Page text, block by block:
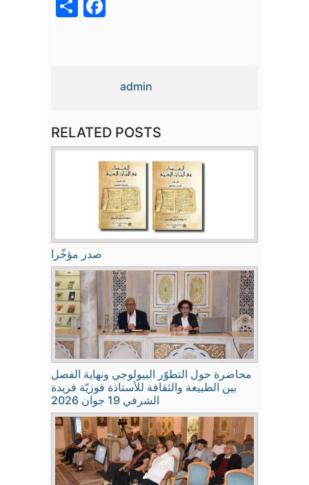
admin
RELATED POSTS
صدر مؤخّرا
محاضرة حول التطوّر البيولوجي ونهاية الفصل
بين الطبيعة والثقافة للأستاذة فوزيّة فريدة
الشرفي 19 جوان 2026